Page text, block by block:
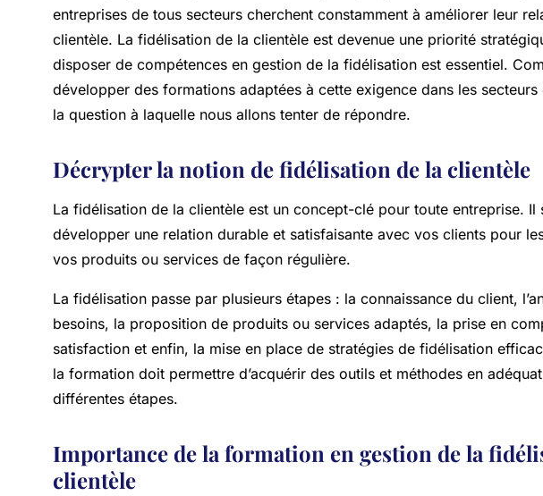
entreprises de tous secteurs cherchent constamment à améliorer leur
clientèle. La fidélisation de la clientèle est devenue une priorité
disposer de compétences en gestion de la fidélisation est essentiel.
développer des formations adaptées à cette exigence dans les secteurs
la question à laquelle nous allons tenter de répondre.
Décrypter la notion de fidélisation de la clientèle
La fidélisation de la clientèle est un concept-clé pour toute entreprise. Il
développer une relation durable et satisfaisante avec vos clients pour
vos produits ou services de façon régulière.
La fidélisation passe par plusieurs étapes : la connaissance du client,
besoins, la proposition de produits ou services adaptés, la prise en
satisfaction et enfin, la mise en place de stratégies de fidélisation
la formation doit permettre d’acquérir des outils et méthodes en
différentes étapes.
Importance de la formation en gestion de la
clientèle